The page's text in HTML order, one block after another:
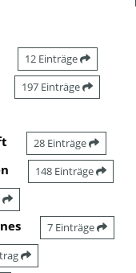
12 Einträge
197 Einträge
28 Einträge
148 Einträge
7 Einträge